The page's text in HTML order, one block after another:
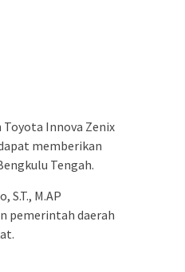
Innova Zenix
memberikan
Tengah.
M.AP
pemerintah daerah